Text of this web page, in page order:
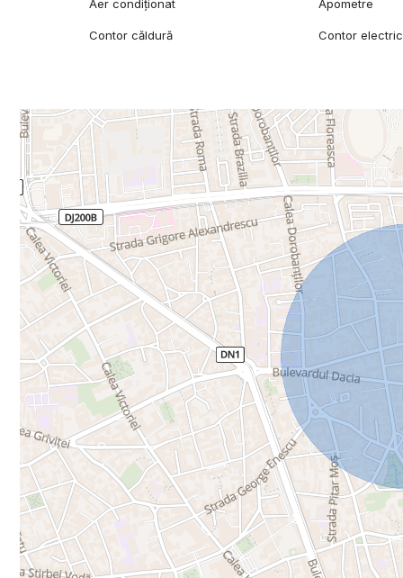
Aer condiționat Apometre
Contor căldură Contor electric